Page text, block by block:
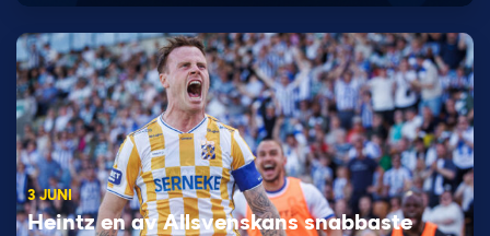
3 JUNI
Heintz en av Allsvenskans snabbaste